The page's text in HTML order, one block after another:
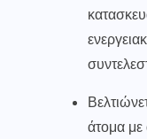
άτομα με